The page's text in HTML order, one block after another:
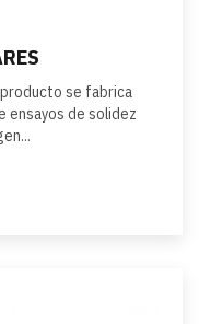
se fabrica
ensayos de solidez